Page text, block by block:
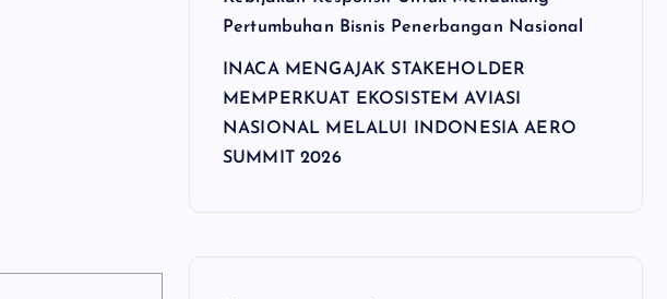
Pertumbuhan Bisnis Penerbangan Nasional
INACA MENGAJAK STAKEHOLDER
MEMPERKUAT EKOSISTEM AVIASI
NASIONAL MELALUI INDONESIA AERO
SUMMIT 2026